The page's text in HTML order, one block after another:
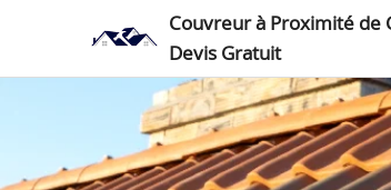
Couvreur à Proximité de
Devis Gratuit